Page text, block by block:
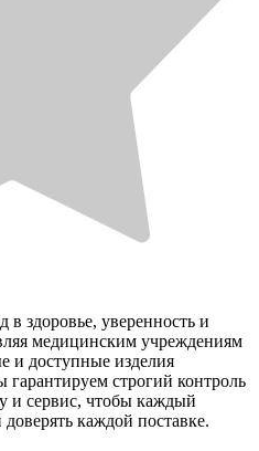
здоровье, уверенность и
медицинским учреждениям
и доступные изделия
строгий контроль
и сервис, чтобы каждый
каждой поставке.